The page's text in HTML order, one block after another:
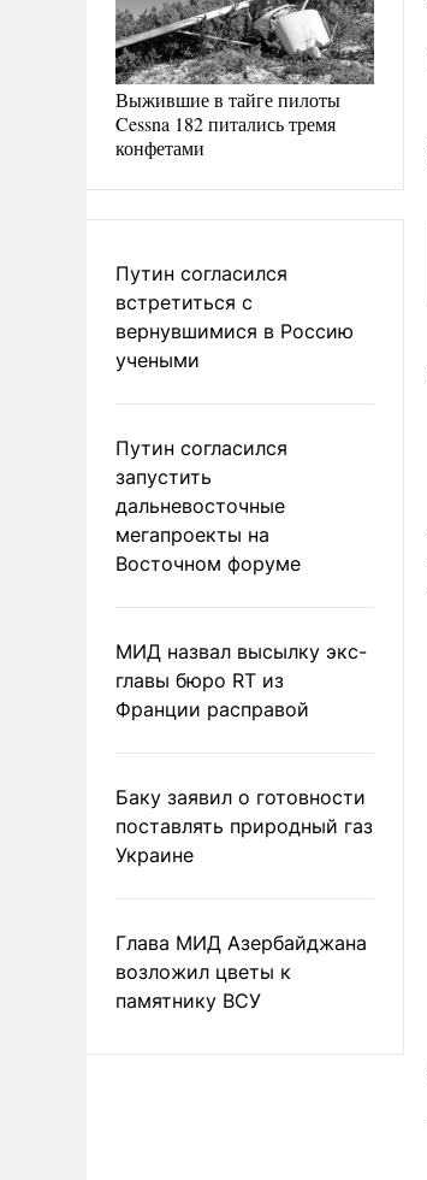
Выжившие в тайге пилоты
Cessna 182 питались тремя
конфетами
Путин согласился
встретиться с
вернувшимися в Россию
учеными
Путин согласился
запустить
дальневосточные
мегапроекты на
Восточном форуме
МИД назвал высылку экс-
главы бюро RT из
Франции расправой
Баку заявил о готовности
поставлять природный газ
Украине
Глава МИД Азербайджана
возложил цветы к
памятнику ВСУ